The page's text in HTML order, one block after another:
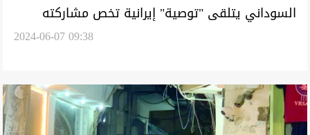
السوداني يتلقى "توصية" إيرانية تخص مشاركته
2024-06-07 09:38